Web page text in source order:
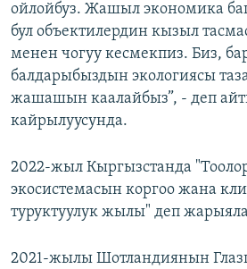
ойлойбуз. Жашыл экономика
бул объектилердин кызыл
менен чогуу кесмекпиз. Биз,
балдарыбыздын экологиясы
жашашын каалайбыз”, - деп
кайрылуусунда.
2022-жыл Кыргызстанда
экосистемасын коргоо жана
туруктуулук жылы" деп
2021-жылы Шотландиянын